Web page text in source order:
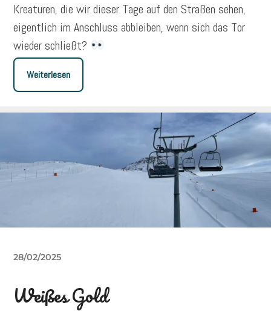
Kreaturen, die wir dieser Tage auf den Straßen sehen,
eigentlich im Anschluss abbleiben, wenn sich das Tor
wieder schließt?
Weiterlesen
28/02/2025
Weißes Gold